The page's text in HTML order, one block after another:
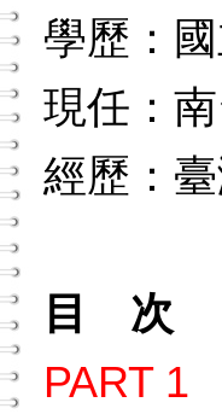
學歷：
現任：
經歷：
目 次
PART 1